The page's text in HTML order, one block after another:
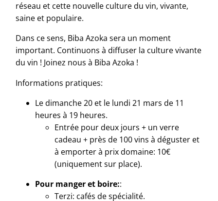
réseau et cette nouvelle culture du vin, vivante,
saine et populaire.
Dans ce sens, Biba Azoka sera un moment
important. Continuons à diffuser la culture vivante
du vin ! Joinez nous à Biba Azoka !
Informations pratiques:
Le dimanche 20 et le lundi 21 mars de 11
heures à 19 heures.
Entrée pour deux jours + un verre
cadeau + près de 100 vins à déguster et
à emporter à prix domaine: 10€
(uniquement sur place).
Pour manger et boire::
Terzi: cafés de spécialité.